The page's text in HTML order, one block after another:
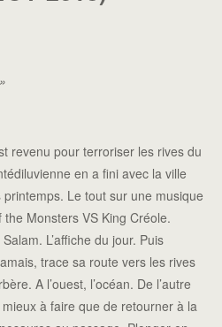
revenu pour terroriser les rives du
en a fini avec la ville
printemps. Le tout sur une musique
Monsters VS King Créole.
L’affiche du jour. Puis
trace sa route vers les rives
A l’ouest, l’océan. De l’autre
à faire que de retourner à la